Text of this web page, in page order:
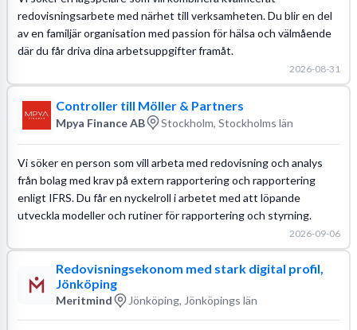
redovisningsarbete med närhet till verksamheten. Du blir en del
av en familjär organisation med passion för hälsa och välmående
där du får driva dina arbetsuppgifter framåt.
2026-08-31
Controller till Möller & Partners
Mpya Finance AB Stockholm, Stockholms län
Vi söker en person som vill arbeta med redovisning och analys
från bolag med krav på extern rapportering och rapportering
enligt IFRS. Du får en nyckelroll i arbetet med att löpande
utveckla modeller och rutiner för rapportering och styrning.
2026-09-06
Redovisningsekonom med stark digital profil,
Jönköping
Meritmind Jönköping, Jönköpings län